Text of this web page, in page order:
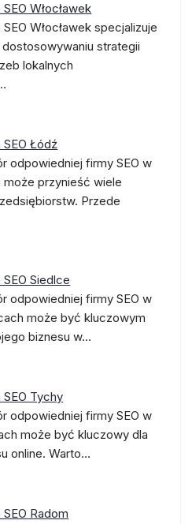
SEO Włocławek
SEO Włocławek specjalizuje
strategii
lokalnych
SEO Łódź
odpowiedniej firmy SEO w
może przynieść wiele
Przede
SEO Siedlce
odpowiedniej firmy SEO w
może być kluczowym
biznesu w…
SEO Tychy
odpowiedniej firmy SEO w
może być kluczowy dla
online. Warto…
SEO Radom